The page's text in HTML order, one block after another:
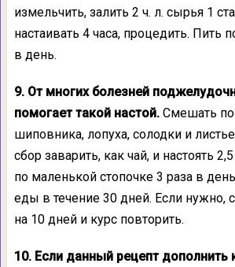
измельчить, залить 2 ч. л. сырья 1
настаивать 4 часа, процедить. Пить
в день.
9. От многих болезней
помогает такой настой. Смешать по
шиповника, лопуха, солодки и
сбор заварить, как чай, и настоять
по маленькой стопочке 3 раза в
еды в течение 30 дней. Если нужно,
на 10 дней и курс повторить.
10. Если данный рецепт дополнить